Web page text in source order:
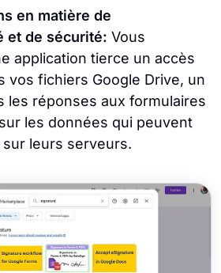
en matière de
et de sécurité: Vous
application tierce un accès
vos fichiers Google Drive, un
les réponses aux formulaires
les données qui peuvent
leurs serveurs.